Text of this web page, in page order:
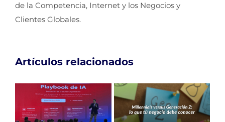
de la Competencia, Internet y los Negocios y
Clientes Globales.
Artículos relacionados